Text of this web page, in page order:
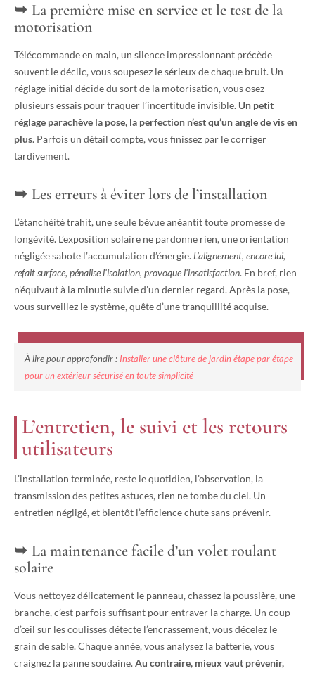
La première mise en service et le test de la
motorisation
Télécommande en main, un silence impressionnant précède
souvent le déclic, vous soupesez le sérieux de chaque bruit. Un
réglage initial décide du sort de la motorisation, vous osez
plusieurs essais pour traquer l’incertitude invisible. Un petit
réglage parachève la pose, la perfection n’est qu’un angle de vis en
plus. Parfois un détail compte, vous finissez par le corriger
tardivement.
Les erreurs à éviter lors de l’installation
L’étanchéité trahit, une seule bévue anéantit toute promesse de
longévité. L’exposition solaire ne pardonne rien, une orientation
négligée sabote l’accumulation d’énergie.L’alignement, encore lui,
refait surface, pénalise l’isolation, provoque l’insatisfaction. En bref, rien
n’équivaut à la minutie suivie d’un dernier regard. Après la pose,
vous surveillez le système, quête d’une tranquillité acquise.
À lire pour approfondir : Installer une clôture de jardin étape par étape
pour un extérieur sécurisé en toute simplicité
L’entretien, le suivi et les retours
utilisateurs
L’installation terminée, reste le quotidien, l’observation, la
transmission des petites astuces, rien ne tombe du ciel. Un
entretien négligé, et bientôt l’efficience chute sans prévenir.
La maintenance facile d’un volet roulant
solaire
Vous nettoyez délicatement le panneau, chassez la poussière, une
branche, c’est parfois suffisant pour entraver la charge. Un coup
d’œil sur les coulisses détecte l’encrassement, vous décelez le
grain de sable. Chaque année, vous analysez la batterie, vous
craignez la panne soudaine.Au contraire, mieux vaut prévenir,